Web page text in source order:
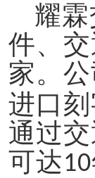
耀
件、
家。
进口
通过
可达10